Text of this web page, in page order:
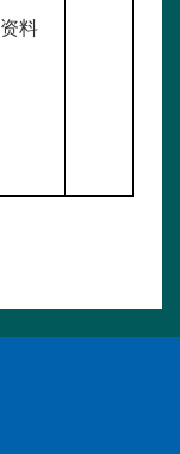
资料